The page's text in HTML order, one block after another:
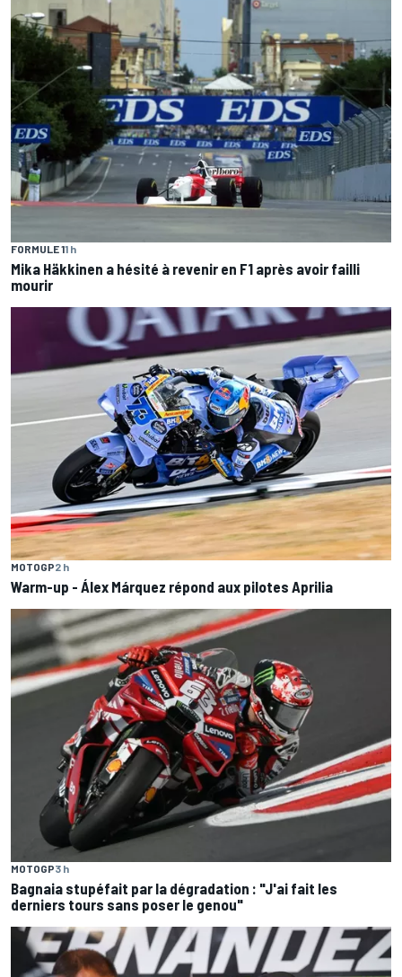
FORMULE 11 h
Mika Häkkinen a hésité à revenir en F1 après avoir failli
mourir
MOTOGP2 h
Warm-up - Álex Márquez répond aux pilotes Aprilia
MOTOGP3 h
Bagnaia stupéfait par la dégradation : "J'ai fait les
derniers tours sans poser le genou"